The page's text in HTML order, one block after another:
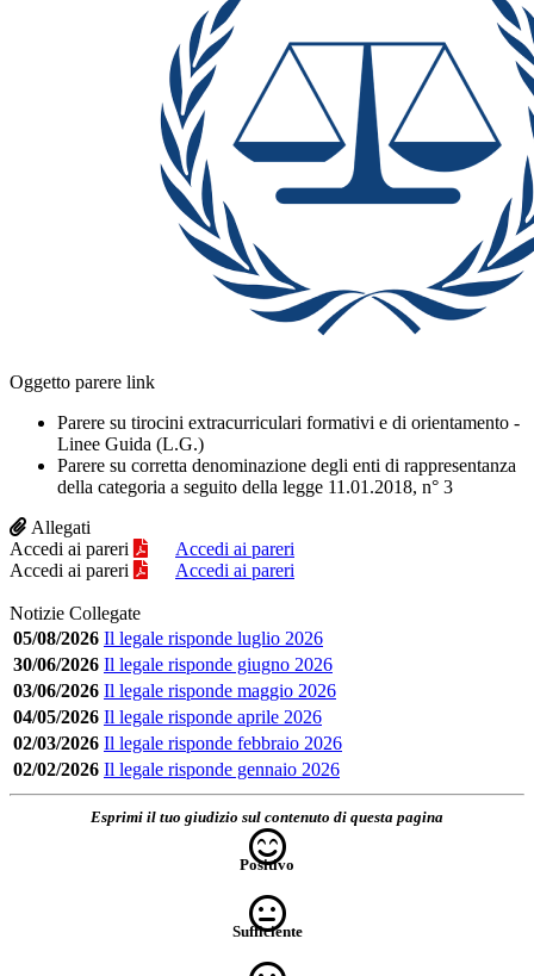
Oggetto parere link
Parere su tirocini extracurriculari formativi e di orientamento -
Linee Guida (L.G.)
Parere su corretta denominazione degli enti di rappresentanza
della categoria a seguito della legge 11.01.2018, n° 3
Allegati
Accedi ai pareri
Accedi ai pareri
Accedi ai pareri
Accedi ai pareri
Notizie Collegate
05/08/2026 Il legale risponde luglio 2026
30/06/2026 Il legale risponde giugno 2026
03/06/2026 Il legale risponde maggio 2026
04/05/2026 Il legale risponde aprile 2026
02/03/2026 Il legale risponde febbraio 2026
02/02/2026 Il legale risponde gennaio 2026
Esprimi il tuo giudizio sul contenuto di questa pagina
Positivo
Sufficiente